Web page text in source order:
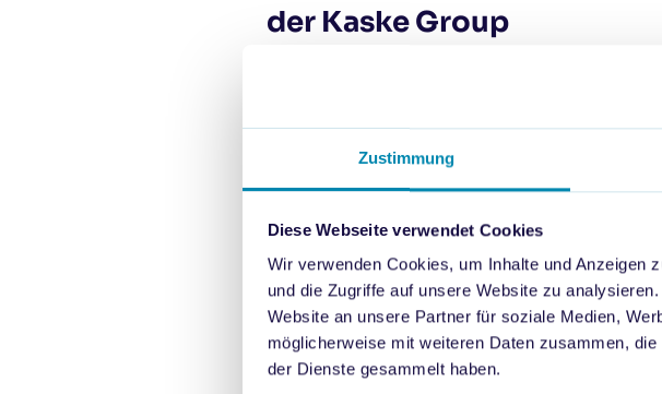
Zustimmung
Diese Webseite verwendet Cookies
Wir verwenden Cookies, um Inhalte und Anzeigen
und die Zugriffe auf unsere Website zu
Website an unsere Partner für soziale Medien,
möglicherweise mit weiteren Daten zusammen,
der Dienste gesammelt haben.
der Kaske Group
Erfolg mit AI in allen Bereichen
belegen, dass die Implementierung von AI zu
Nützlichkeit von AI zu betonen, führte er die
Hahn, Head of Agency bei Dr. Kaske, führte
Prompten mit ChatGPT. Grundlagen effektiver
AI-Halluzinationen, waren ein essenzieller Teil